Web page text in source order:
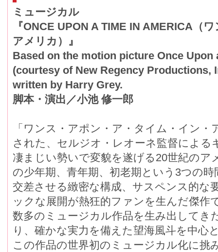
ミュージカル
『ONCE UPON A TIME IN AMERICA（
アメリカ）』
Based on the motion picture Once Upon
(courtesy of New Regency Productions,
written by Harry Grey.
脚本・演出／小池 修一郎
「ワンス・アポン・ア・タイム・イン
された、セルジオ・レオーネ監督による
凄まじい勢いで変貌を遂げる20世紀のア
の少年期、青年期、初老期という3つの時
交差させる緻密な構成、サスペンス的な
ックな展開が熱狂的ファンを生んだ傑作
数多のミュージカル作品を生み出してき
り、確かな実力を備えた望海風斗を中心
この作品の世界初のミュージカル化に挑